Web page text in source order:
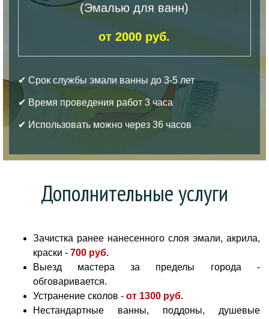
(Эмалью для ванн)
от 2000 руб.
✔ Срок службы эмали ванны до 3-5 лет
✔ Время проведения работ 3 часа
✔ Использовать можно через 36 часов
Дополнительные услуги
Зачистка ранее нанесенного слоя эмали, акрила,
краски - 700 руб.
Выезд мастера за пределы города -
обговаривается.
Устранение сколов - от 1300 руб.
Нестандартные ванны, поддоны, душевые